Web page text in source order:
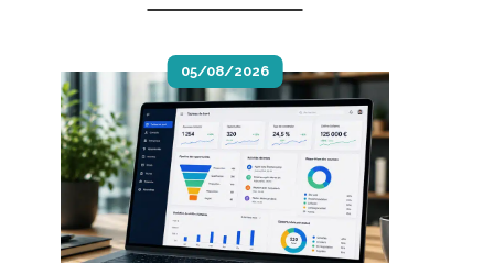
05/08/2026